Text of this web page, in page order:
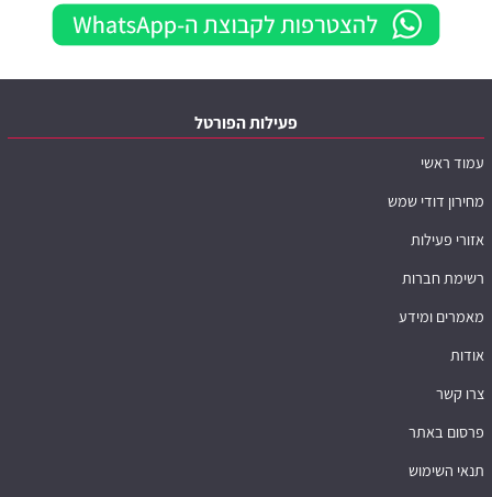
פעילות הפורטל
עמוד ראשי
מחירון דודי שמש
אזורי פעילות
רשימת חברות
מאמרים ומידע
אודות
צרו קשר
פרסום באתר
תנאי השימוש